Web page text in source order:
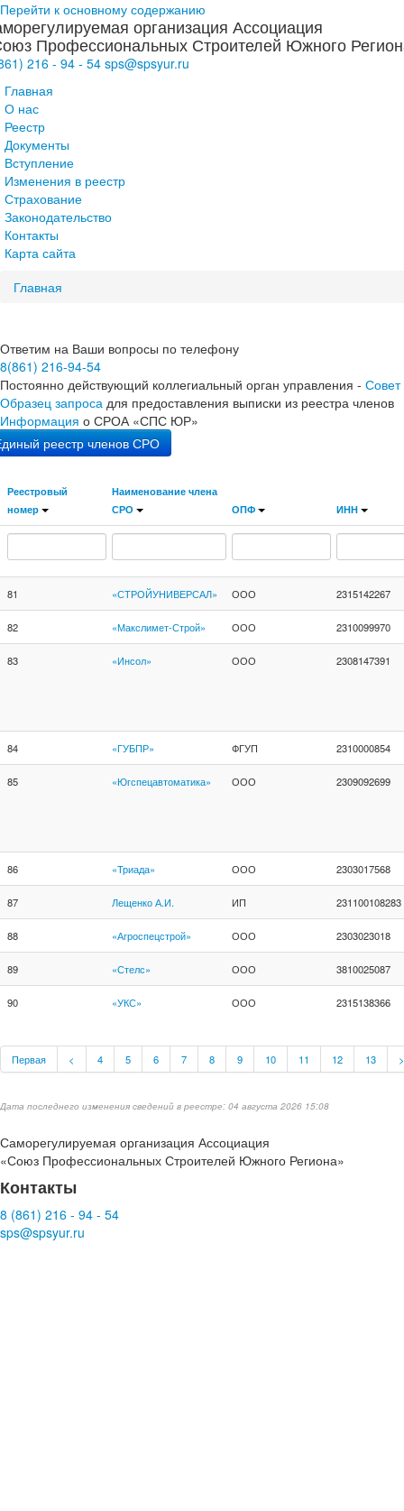
Перейти к основному содержанию
организация Ассоциация
Профессиональных Строителей Южного
216 - 94 - 54 sps@spsyur.ru
Главная
О нас
Реестр
Документы
Вступление
Изменения в реестр
Страхование
Законодательство
Контакты
Карта сайта
Главная
Ответим на Ваши вопросы по телефону
8(861) 216-94-54
Постоянно действующий коллегиальный орган управления -
Образец запроса для предоставления выписки из реестра членов
Информация о СРОА «СПС ЮР»
реестр членов СРО
Реестровый
номер
Наименование члена
СРО
ОПФ ИНН
81 «СТРОЙУНИВЕРСАЛ» ООО 2315142267
82 «Макслимет-Строй» ООО 2310099970
83 «Инсол» ООО 2308147391
84 «ГУБПР» ФГУП 2310000854
85 «Югспецавтоматика» ООО 2309092699
86 «Триада» ООО 2303017568
87 Лещенко А.И. ИП 231100108283
88 «Агроспецстрой» ООО 2303023018
89 «Стелс» ООО 3810025087
90 «УКС» ООО 2315138366
Первая < 4 5 6 7 8 9 10 11 12 13 >
Дата последнего изменения сведений в реестре: 04 августа 2026 15:08
Саморегулируемая организация Ассоциация
«Союз Профессиональных Строителей Южного Региона»
Контакты
8 (861) 216 - 94 - 54
sps@spsyur.ru